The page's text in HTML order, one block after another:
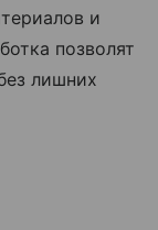
и
позволят
лишних